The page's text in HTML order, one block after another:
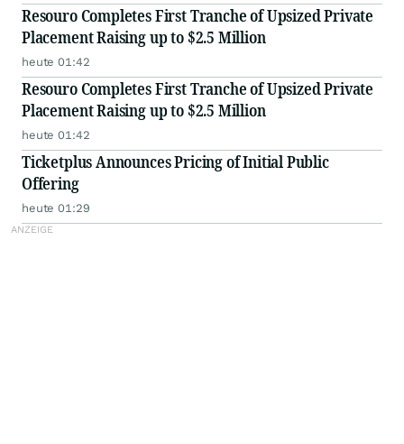
Resouro Completes First Tranche of Upsized Private
Placement Raising up to $2.5 Million
heute 01:42
Resouro Completes First Tranche of Upsized Private
Placement Raising up to $2.5 Million
heute 01:42
Ticketplus Announces Pricing of Initial Public
Offering
heute 01:29